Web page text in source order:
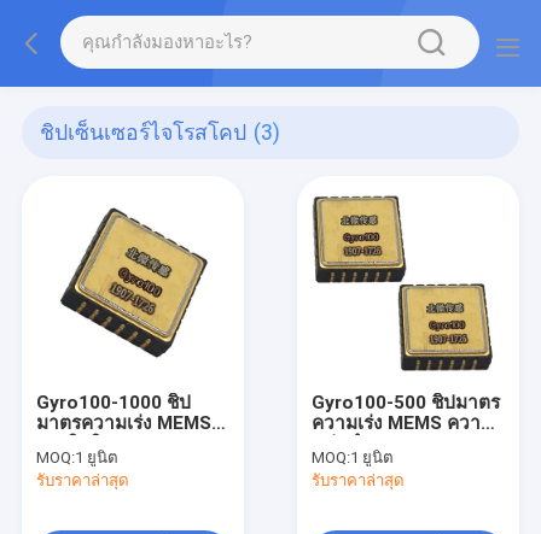
ชิปเซ็นเซอร์ไจโรสโคป (3)
Gyro100-1000 ชิป
มาตรความเร่ง MEMS
MOQ:1 ยูนิต
รับราคาล่าสุด
Gyro100-500 ชิปมาตร
ความเร่ง MEMS ความ
MOQ:1 ยูนิต
รับราคาล่าสุด